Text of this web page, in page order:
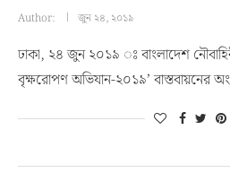
Author: জুন ২৪, ২০১৯
ঢাকা, ২৪ জুন ২০১৯ ঃ বাংলাদেশ
বৃক্ষরোপণ অভিযান-২০১৯’ বাস্তবায়নের